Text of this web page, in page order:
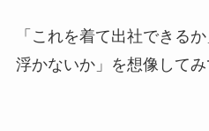
「これを着て出社できる
浮かないか」を想像してみ